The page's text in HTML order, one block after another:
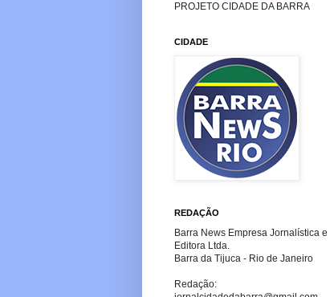
PROJETO CIDADE DA BARRA
CIDADE
REDAÇÃO
Barra News Empresa Jornalística e
Editora Ltda.
Barra da Tijuca - Rio de Janeiro
Redação: